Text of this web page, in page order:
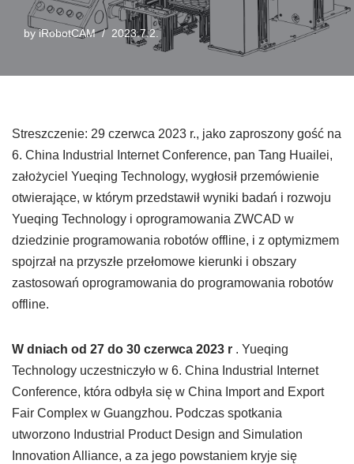
byiRobotCAM 2023.7.2.
Streszczenie: 29 czerwca 2023 r., jako zaproszony gość na
6. China Industrial Internet Conference, pan Tang Huailei,
założyciel Yueqing Technology, wygłosił przemówienie
otwierające, w którym przedstawił wyniki badań i rozwoju
Yueqing Technology i oprogramowania ZWCAD w
dziedzinie programowania robotów offline, i z optymizmem
spojrzał na przyszłe przełomowe kierunki i obszary
zastosowań oprogramowania do programowania robotów
offline.
W dniach od 27 do 30 czerwca 2023 r . Yueqing
Technology uczestniczyło w 6. China Industrial Internet
Conference, która odbyła się w China Import and Export
Fair Complex w Guangzhou. Podczas spotkania
utworzono Industrial Product Design and Simulation
Innovation Alliance, a za jego powstaniem kryje się